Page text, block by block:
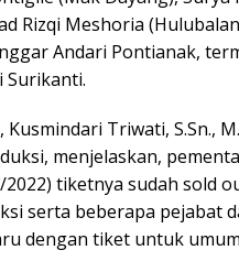
Rizqi Meshoria
Andari Pontianak,
Surikanti.
Kusmindari Triwati, S.Sn.,
menjelaskan,
2022) tiketnya sudah sold
serta beberapa pejabat
dengan tiket untuk